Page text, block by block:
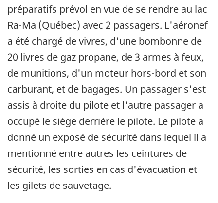
préparatifs prévol en vue de se rendre au lac
Ra-Ma (Québec) avec 2 passagers. L'aéronef
a été chargé de vivres, d'une bombonne de
20 livres de gaz propane, de 3 armes à feux,
de munitions, d'un moteur hors-bord et son
carburant, et de bagages. Un passager s'est
assis à droite du pilote et l'autre passager a
occupé le siège derrière le pilote. Le pilote a
donné un exposé de sécurité dans lequel il a
mentionné entre autres les ceintures de
sécurité, les sorties en cas d'évacuation et
les gilets de sauvetage.